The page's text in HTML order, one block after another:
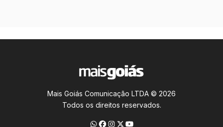
Mais Goiás Comunicação LTDA © 2026
Todos os direitos reservados.